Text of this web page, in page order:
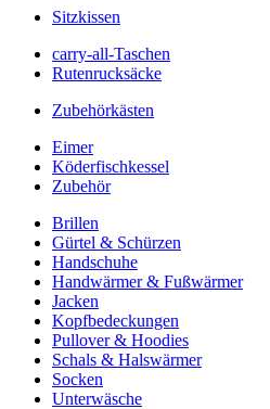
Sitzkissen
carry-all-Taschen
Rutenrucksäcke
Zubehörkästen
Eimer
Köderfischkessel
Zubehör
Brillen
Gürtel & Schürzen
Handschuhe
Handwärmer & Fußwärmer
Jacken
Kopfbedeckungen
Pullover & Hoodies
Schals & Halswärmer
Socken
Unterwäsche